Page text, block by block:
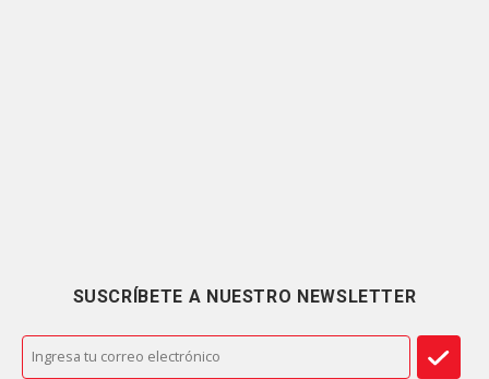
SUSCRÍBETE A NUESTRO NEWSLETTER